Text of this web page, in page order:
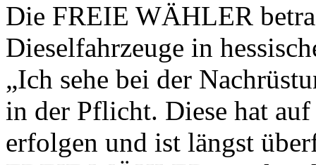
Die FREIE WÄHLER
Dieselfahrzeuge in
„Ich sehe bei der
in der Pflicht. Diese hat
erfolgen und ist längst